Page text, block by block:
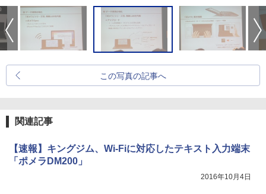
この写真の記事へ
関連記事
【速報】キングジム、Wi-Fiに対応したテキスト入力端末
「ポメラDM200」
2016年10月4日